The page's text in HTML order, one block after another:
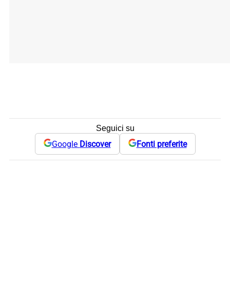
Seguici su
Google Discover Fonti preferite